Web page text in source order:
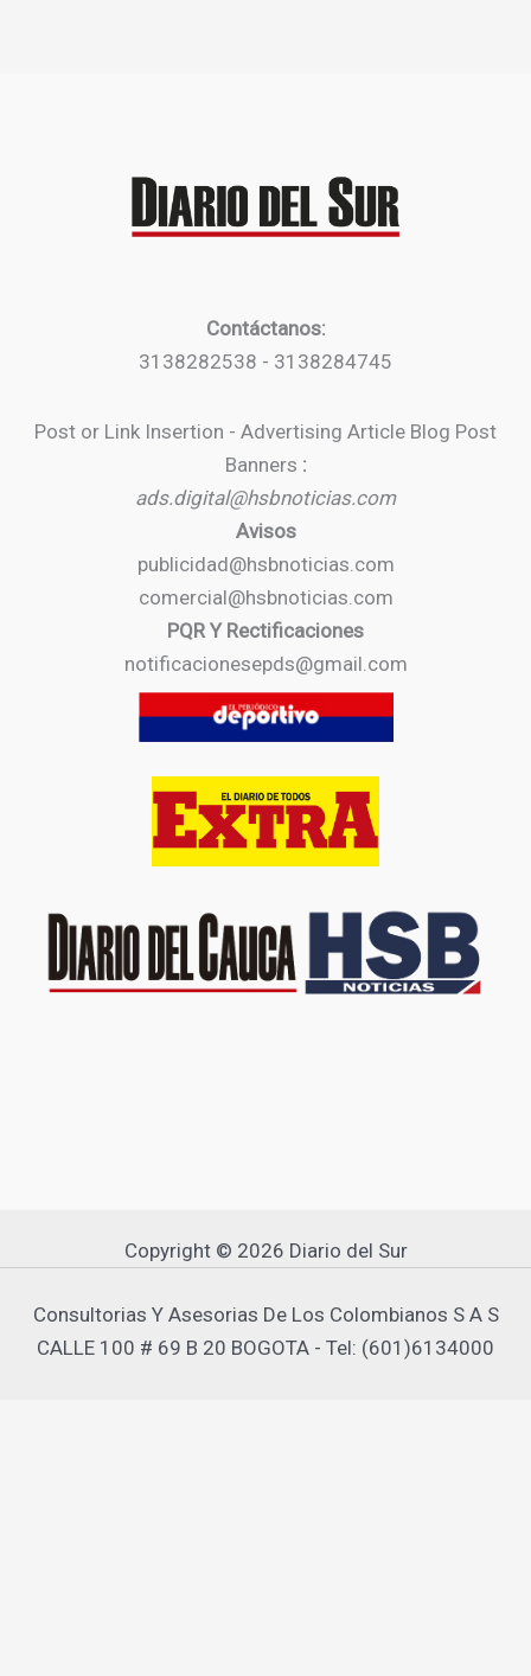
Contáctanos:
3138282538 - 3138284745
Post or Link Insertion - Advertising Article Blog Post
Banners :
ads.digital@hsbnoticias.com
Avisos
publicidad@hsbnoticias.com
comercial@hsbnoticias.com
PQR Y Rectificaciones
notificacionesepds@gmail.com
Copyright © 2026 Diario del Sur
Consultorias Y Asesorias De Los Colombianos S A S
CALLE 100 # 69 B 20 BOGOTA - Tel: (601)6134000